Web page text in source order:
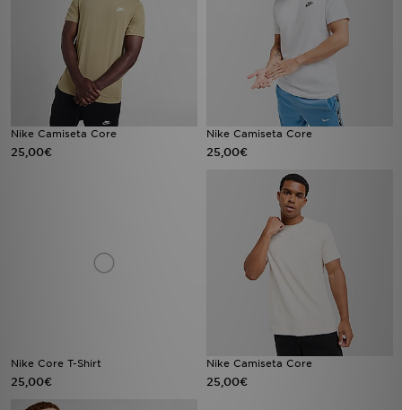
Nike Camiseta Core
25,00€
Nike Camiseta Core
25,00€
Nike Core T-Shirt
25,00€
Nike Camiseta Core
25,00€